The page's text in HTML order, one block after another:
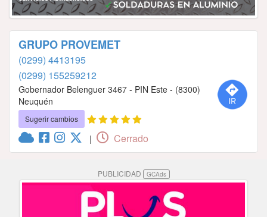
GRUPO PROVEMET
(0299) 4413195
(0299) 155259212
Gobernador Belenguer 3467 - PIN Este - (8300)
Neuquén
Sugerir cambios
| Cerrado
PUBLICIDAD GCAds